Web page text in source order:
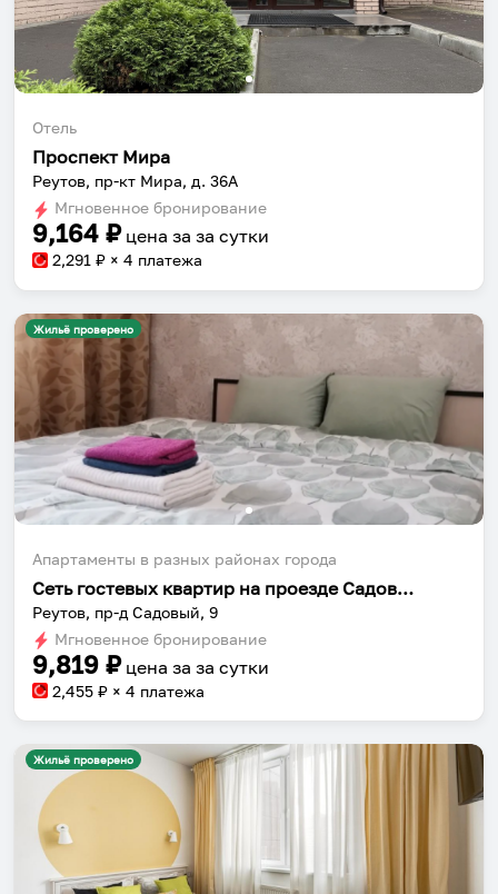
Отель
Проспект Мира
Реутов, пр-кт Мира, д. 36А
Мгновенное бронирование
9,164 ₽ цена за за сутки
2,291 ₽ × 4 платежа
Жильё проверено
Апартаменты в разных районах города
Сеть гостевых квартир на проезде Садовый 9
Реутов, пр-д Садовый, 9
Мгновенное бронирование
9,819 ₽ цена за за сутки
2,455 ₽ × 4 платежа
Жильё проверено